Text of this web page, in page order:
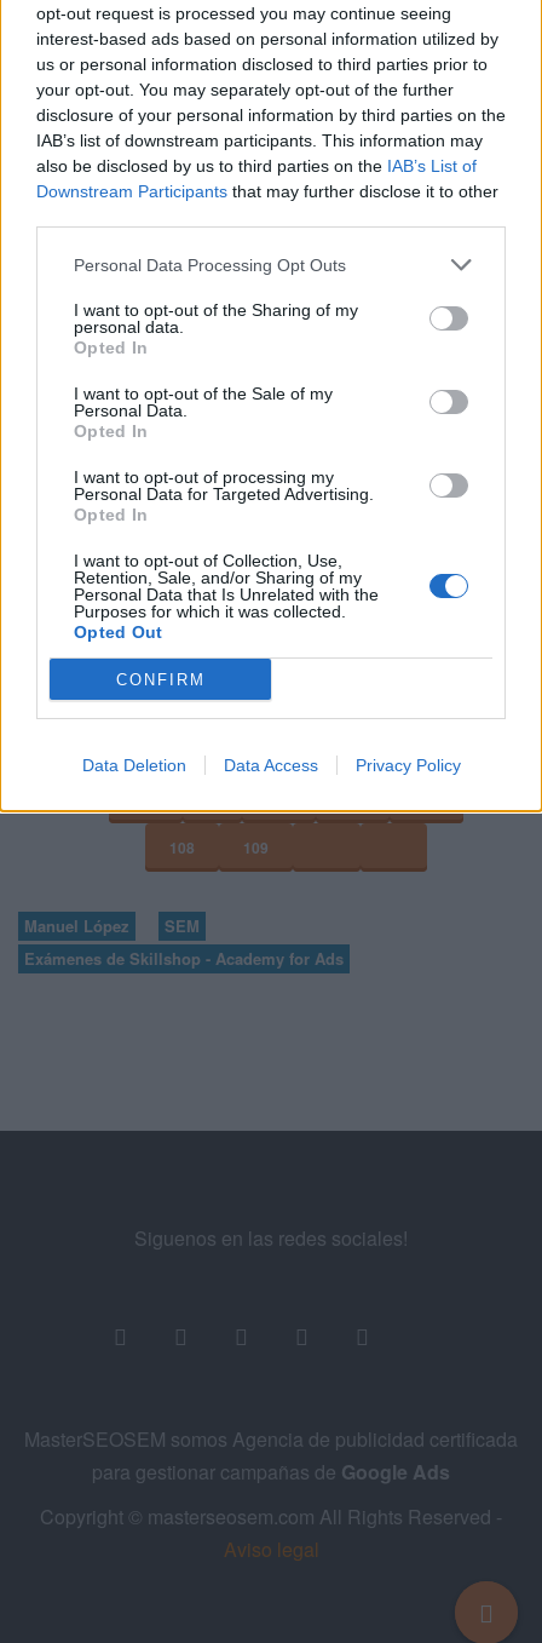
opt-out request is processed you may continue seeing
interest-based ads based on personal information utilized by
us or personal information disclosed to third parties prior to
your opt-out. You may separately opt-out of the further
disclosure of your personal information by third parties on the
IAB’s list of downstream participants. This information may
also be disclosed by us to third parties on the IAB’s List of
Downstream Participants that may further disclose it to other
Personal Data Processing Opt Outs
I want to opt-out of the Sharing of my
personal data.
Opted In
I want to opt-out of the Sale of my
Personal Data.
Opted In
I want to opt-out of processing my
Personal Data for Targeted Advertising.
Opted In
I want to opt-out of Collection, Use,
Retention, Sale, and/or Sharing of my
Personal Data that Is Unrelated with the
Purposes for which it was collected.
Opted Out
CONFIRM
Data Deletion Data Access Privacy Policy
Especificar que la búsqueda de un
usuario debe incluir determinadas
palabras o términos con ligeras
variaciones
Si estás empezando a utilizar
Adwords paso a paso
APRENDE A CREAR CAMPAÑAS DE MÁXIMO
Puedes hacer el
certificación deGoogle.
VER MÁS EXÁMENES DE SKILLSHOP - ACADEMY FOR ADS
VOLVER A 100 PREGUNTAS Y RESPUESTAS DE LA
EVALUACIÓN DE PUBLICIDAD EN BÚSQUEDAS DE
108 109
Manuel López
SEM
Exámenes de Skillshop - Academy for Ads
Siguenos en las redes sociales!
MasterSEOSEM somos Agencia de publicidad certificada
para gestionar campañas de Google Ads
Copyright © masterseosem.com All Rights Reserved -
Aviso legal